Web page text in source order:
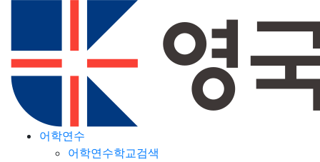
어학연수
어학연수학교검색